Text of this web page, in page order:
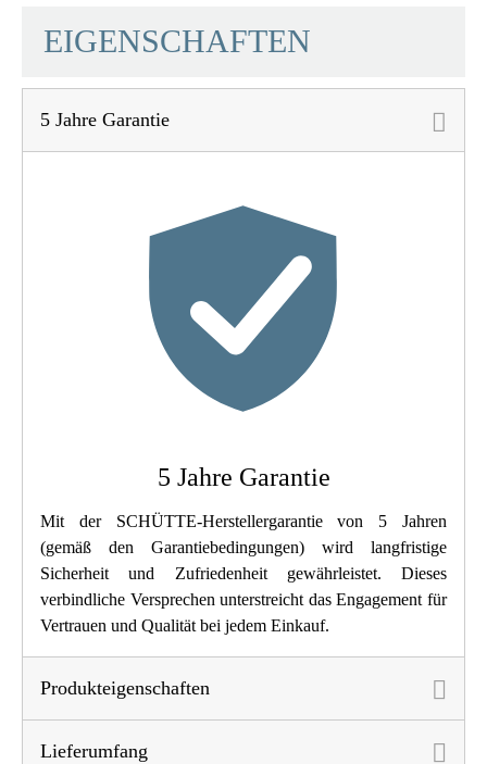
Material UBA Messing
Chrom
Hochdruck
1,0 Kg
EIGENSCHAFTEN
5 Jahre Garantie
5 Jahre Garantie
Mit der SCHÜTTE-Herstellergarantie von 5 Jahren
(gemäß den Garantiebedingungen) wird langfristige
Sicherheit und Zufriedenheit gewährleistet. Dieses
verbindliche Versprechen unterstreicht das Engagement für
Vertrauen und Qualität bei jedem Einkauf.
Produkteigenschaften
Lieferumfang